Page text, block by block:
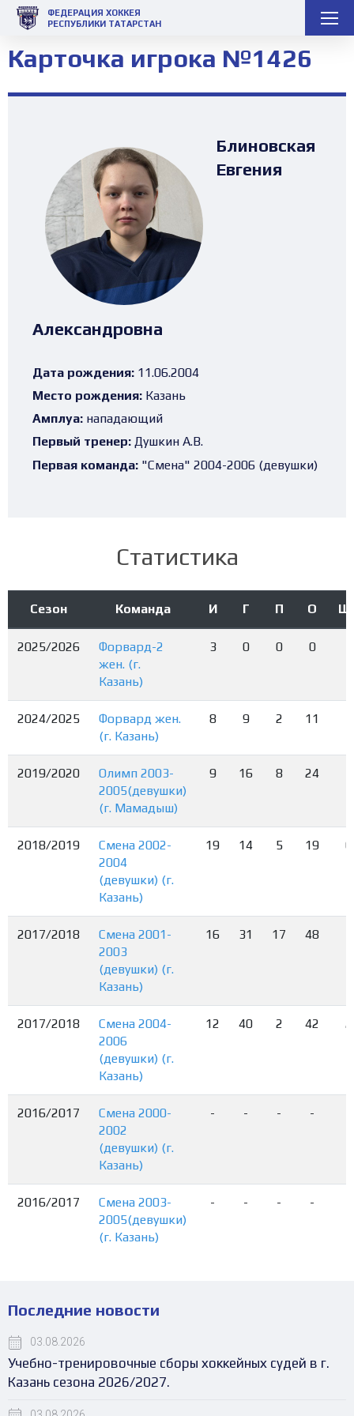
ФЕДЕРАЦИЯ ХОККЕЯ
РЕСПУБЛИКИ ТАТАРСТАН
Карточка игрока №1426
Блиновская
Евгения
Александровна
Дата рождения: 11.06.2004
Место рождения: Казань
Амплуа: нападающий
Первый тренер: Душкин А.В.
Первая команда: "Смена" 2004-2006 (девушки)
Статистика
Сезон Команда И Г П О
2025/2026
Форвард-2
жен. (г.
Казань)
3 0 0 0
2024/2025
Форвард жен.
(г. Казань)
8 9 2 11
2019/2020
Олимп 2003-
2005(девушки)
(г. Мамадыш)
9 16 8 24
2018/2019
Смена 2002-
2004
(девушки) (г.
Казань)
19 14 5 19
2017/2018
Смена 2001-
2003
(девушки) (г.
Казань)
16 31 17 48
2017/2018
Смена 2004-
2006
(девушки) (г.
Казань)
12 40 2 42
2016/2017
Смена 2000-
2002
(девушки) (г.
Казань)
- - - -
2016/2017
Смена 2003-
2005(девушки)
(г. Казань)
- - - -
Последние новости
03.08.2026
Учебно-тренировочные сборы хоккейных судей в г.
Казань сезона 2026/2027.